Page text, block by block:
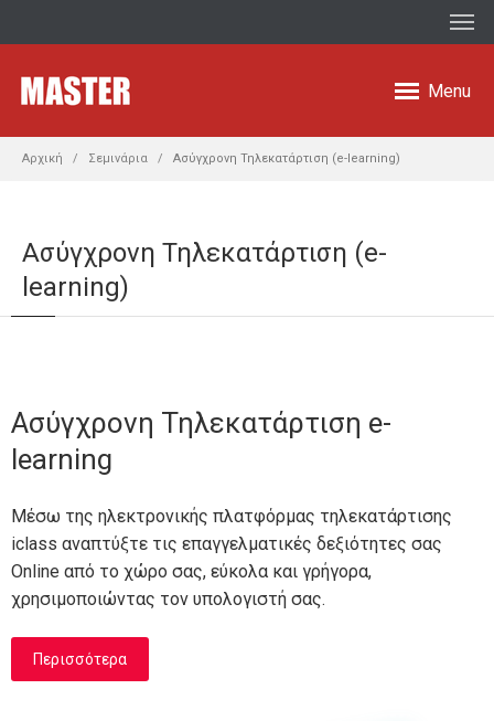
Menu
Αρχική Σεμινάρια Ασύγχρονη Τηλεκατάρτιση (e-learning)
Ασύγχρονη Τηλεκατάρτιση (e-
learning)
Ασύγχρονη Τηλεκατάρτιση e-
learning
Μέσω της ηλεκτρονικής πλατφόρμας τηλεκατάρτισης
iclass αναπτύξτε τις επαγγελματικές δεξιότητες σας
Online από το χώρο σας, εύκολα και γρήγορα,
χρησιμοποιώντας τον υπολογιστή σας.
Περισσότερα